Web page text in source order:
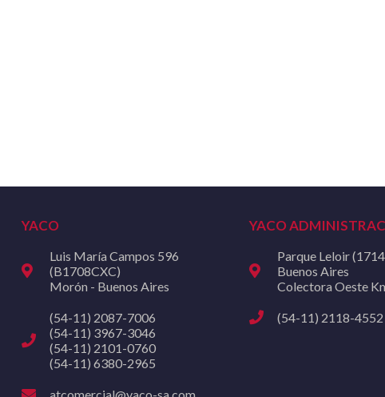
YACO
Luis María Campos 596
(B1708CXC)
Morón - Buenos Aires
(54-11) 2087-7006
(54-11) 3967-3046
(54-11) 2101-0760
(54-11) 6380-2965
YACO
Parque Leloir
Buenos Aires
Colectora Oeste
(54-11) 2118-4552